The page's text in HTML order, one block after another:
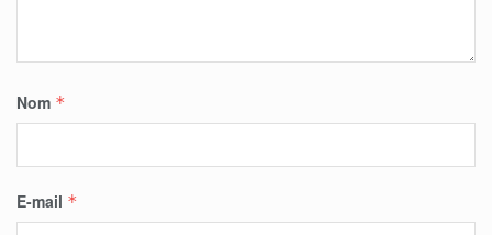
Nom *
E-mail *